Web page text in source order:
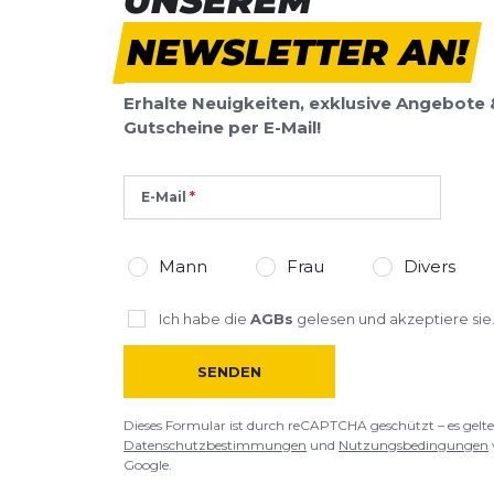
Tikkina
Deine
Vorname
Vorname
Überschrift
Überschrift
Rezension
BEWERTUNG HINZUFÜGEN
NEWSLETTER AN!
Erhalte Neuigkeiten, exklusive Angebote
Gutscheine per E-Mail!
E-Mail
Mann Frau Divers
Ich habe die AGBs gelesen und akzeptiere sie.
SENDEN
Dieses Formular ist durch reCAPTCHA geschützt – es
Datenschutzbestimmungen und Nutzungsbedingungen
Google.